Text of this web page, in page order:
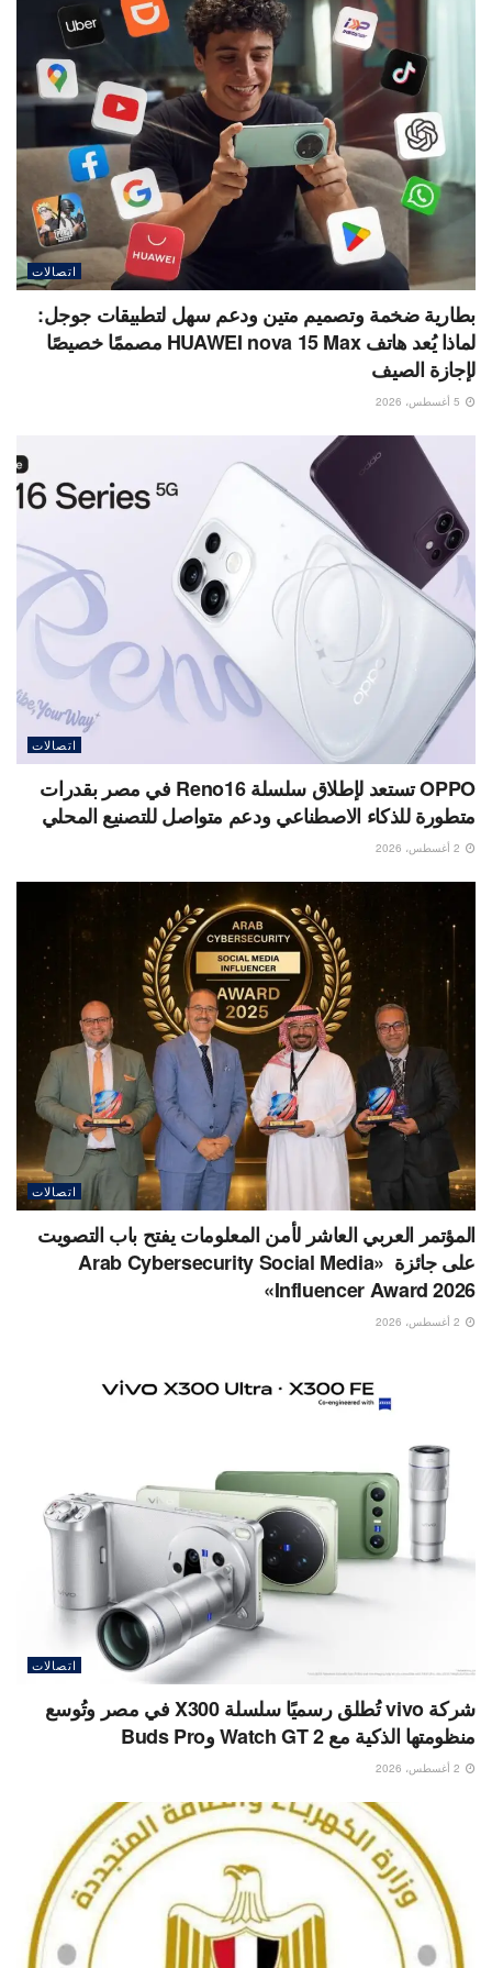
اتصالات
بطارية ضخمة وتصميم متين ودعم سهل لتطبيقات جوجل:
لماذا يُعد هاتف HUAWEI nova 15 Max مصممًا خصيصًا
لإجازة الصيف
اتصالات
OPPO تستعد لإطلاق سلسلة Reno16 في مصر بقدرات
متطورة للذكاء الاصطناعي ودعم متواصل للتصنيع المحلي
اتصالات
المؤتمر العربي العاشر لأمن المعلومات يفتح باب التصويت
على جائزة «Arab Cybersecurity Social Media
Influencer Award 2026»
اتصالات
شركة vivo تُطلق رسميًا سلسلة X300 في مصر وتُوسع
منظومتها الذكية مع Watch GT 2 وBuds Pro